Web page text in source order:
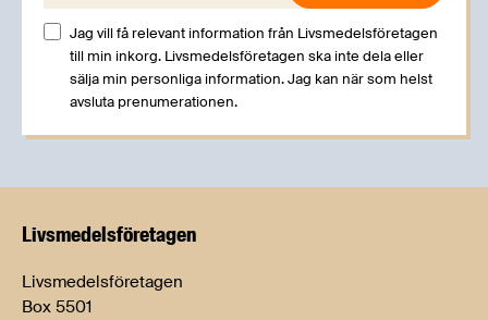
Jag vill få relevant information från Livsmedelsföretagen
till min inkorg. Livsmedelsföretagen ska inte dela eller
sälja min personliga information. Jag kan när som helst
avsluta prenumerationen.
Livsmedels­företagen
Livsmedelsföretagen
Box 5501